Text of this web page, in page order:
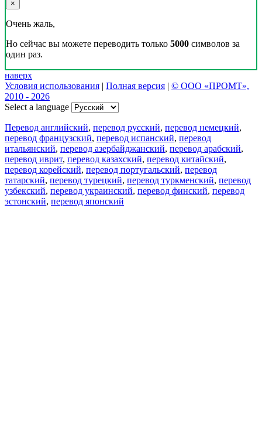
×
Очень жаль,
Но сейчас вы можете переводить только 5000 символов за
один раз.
наверх
Условия использования | Полная версия | © ООО «ПРОМТ»,
2010 - 2026
Select a language
Перевод английский, перевод русский, перевод немецкий,
перевод французский, перевод испанский, перевод
итальянский, перевод азербайджанский, перевод арабский,
перевод иврит, перевод казахский, перевод китайский,
перевод корейский, перевод португальский, перевод
татарский, перевод турецкий, перевод туркменский, перевод
узбекский, перевод украинский, перевод финский, перевод
эстонский, перевод японский